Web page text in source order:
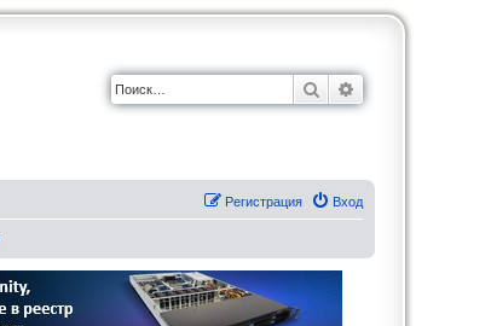
Поиск
Вход
Регистрация